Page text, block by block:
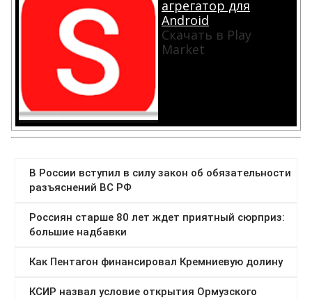
агрегатор для
Android
Скачать в Play
Market